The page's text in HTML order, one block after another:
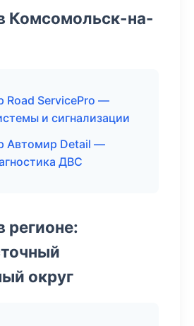
Комсомольск-на-
Road ServicePro —
и сигнализации
Автомир Detail —
ДВС
регионе:
округ